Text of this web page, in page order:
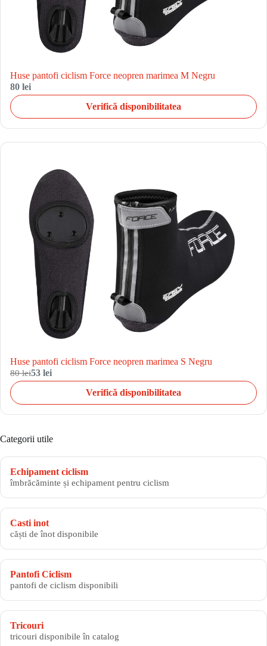
Huse pantofi ciclism Force neopren marimea M Negru
80 lei
Verifică disponibilitatea
Huse pantofi ciclism Force neopren marimea S Negru
80 lei53 lei
Verifică disponibilitatea
Categorii utile
Echipament ciclism
îmbrăcăminte și echipament pentru ciclism
Casti inot
căști de înot disponibile
Pantofi Ciclism
pantofi de ciclism disponibili
Tricouri
tricouri disponibile în catalog